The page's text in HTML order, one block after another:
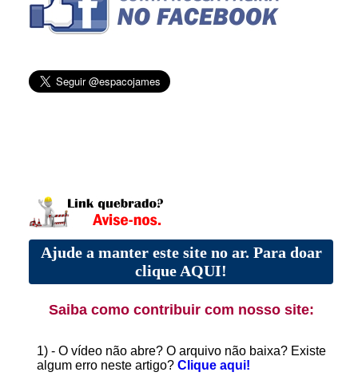
Ajude a manter este site no ar. Para doar
clique AQUI!
Saiba como contribuir com nosso site:
1) - O vídeo não abre? O arquivo não baixa? Existe
algum erro neste artigo? Clique aqui!